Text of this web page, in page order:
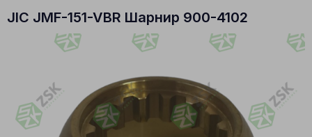
JIC JMF-151-VBR Шарнир 900-4102